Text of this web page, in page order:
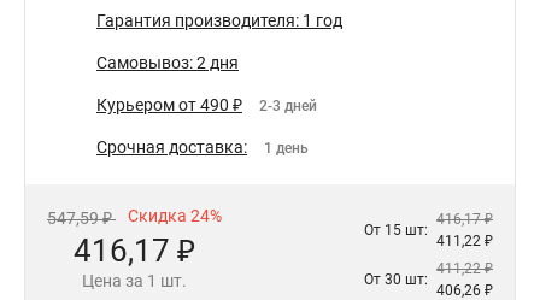
Гарантия производителя: 1 год
Самовывоз: 2 дня
Курьером от 490 ₽ 2-3 дней
Срочная доставка: 1 день
547,59 ₽ Скидка 24%
416,17 ₽
Цена за 1 шт.
От 15 шт:
416,17 ₽
411,22 ₽
От 30 шт:
411,22 ₽
406,26 ₽